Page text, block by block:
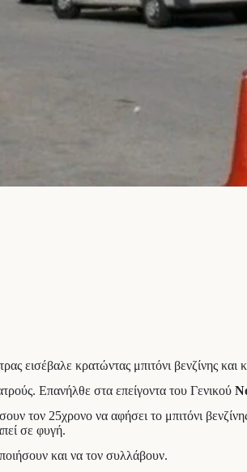
εισέβαλε κρατώντας μπιτόνι βενζίνης και
Επανήλθε στα επείγοντα του Γενικού
τον 25χρονο να αφήσει το μπιτόνι
σε φυγή.
και να τον συλλάβουν.